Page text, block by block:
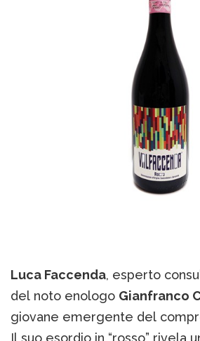
Luca Faccenda, esperto
del noto enologo Gianfranco
giovane emergente del
Il suo esordio in “rosso” rivela